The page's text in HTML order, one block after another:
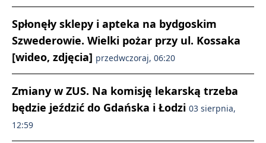
Spłonęły sklepy i apteka na bydgoskim
Szwederowie. Wielki pożar przy ul. Kossaka
[wideo, zdjęcia] przedwczoraj, 06:20
Zmiany w ZUS. Na komisję lekarską trzeba
będzie jeździć do Gdańska i Łodzi 03 sierpnia,
12:59